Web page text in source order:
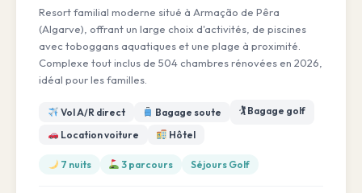
Resort familial moderne situé à Armação de Pêra
(Algarve), offrant un large choix d'activités, de piscines
avec toboggans aquatiques et une plage à proximité.
Complexe tout inclus de 504 chambres rénovées en 2026,
idéal pour les familles.
Vol A/R direct Bagage soute
🏌️ Bagage golf
Location voiture
Hôtel
7 nuits 3 parcours Séjours Golf